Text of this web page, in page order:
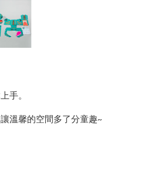
手。
溫馨的空間多了分童趣~